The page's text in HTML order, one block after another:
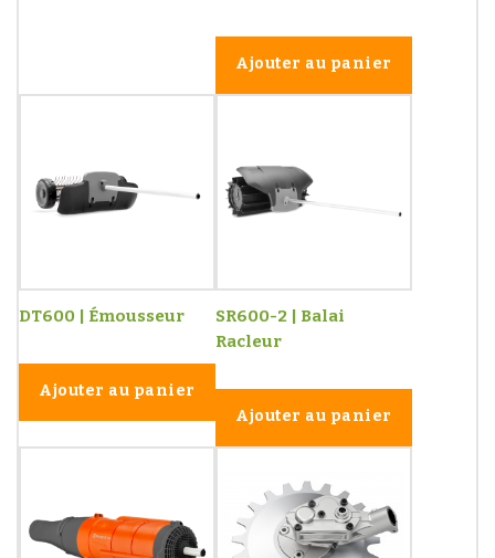
Ajouter au panier
DT600 | Émousseur
Ajouter au panier
SR600-2 | Balai
Racleur
Ajouter au panier